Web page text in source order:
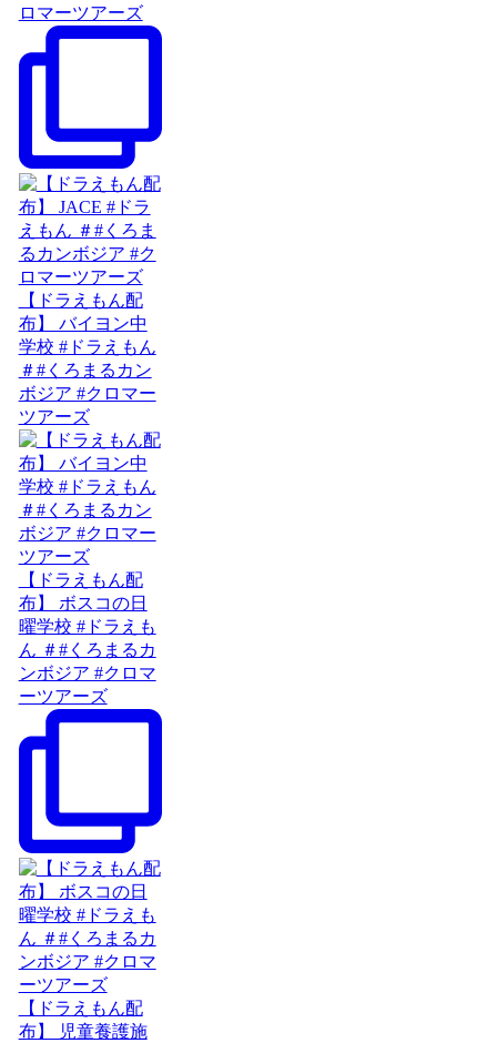
ロマーツアーズ
【ドラえもん配
布】 バイヨン中
学校 #ドラえもん
＃#くろまるカン
ボジア #クロマー
ツアーズ
【ドラえもん配
布】 ボスコの日
曜学校 #ドラえも
ん ＃#くろまるカ
ンボジア #クロマ
ーツアーズ
【ドラえもん配
布】 児童養護施